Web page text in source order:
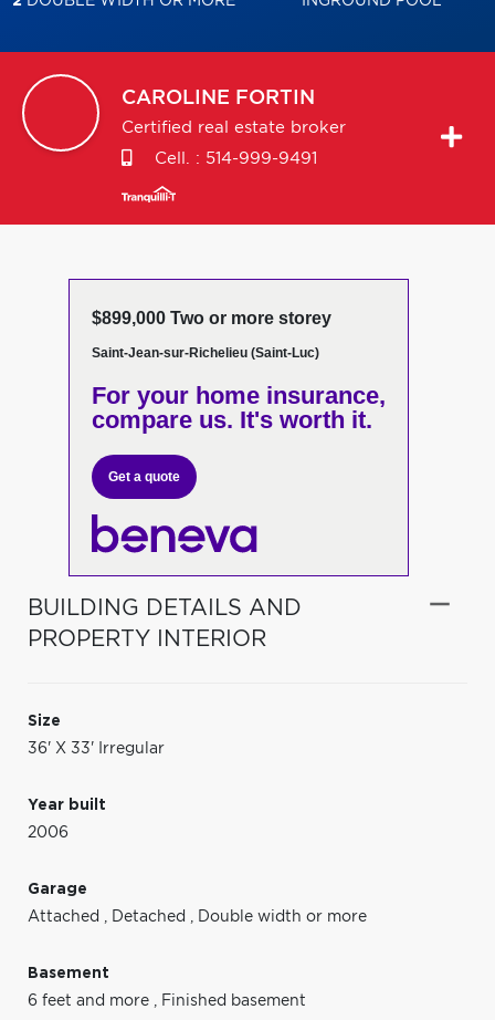
CAROLINE FORTIN
Certified real estate broker
Cell. : 514-999-9491
$899,000 Two or more storey
Saint-Jean-sur-Richelieu (Saint-Luc)
For your home insurance,
compare us. It's worth it.
Get a quote
BUILDING DETAILS AND
PROPERTY INTERIOR
Size
36' X 33' Irregular
Year built
2006
Garage
Attached , Detached , Double width or more
Basement
6 feet and more , Finished basement